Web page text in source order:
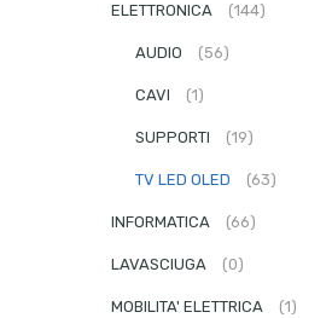
ELETTRONICA (144)
AUDIO (56)
CAVI (1)
SUPPORTI (19)
TV LED OLED (63)
INFORMATICA (66)
LAVASCIUGA (0)
MOBILITA' ELETTRICA (1)